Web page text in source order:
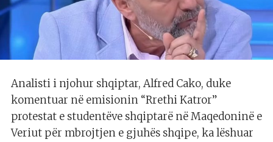
Analisti i njohur shqiptar, Alfred Cako, duke
komentuar në emisionin “Rrethi Katror”
protestat e studentëve shqiptarë në Maqedoninë e
Veriut për mbrojtjen e gjuhës shqipe, ka lëshuar